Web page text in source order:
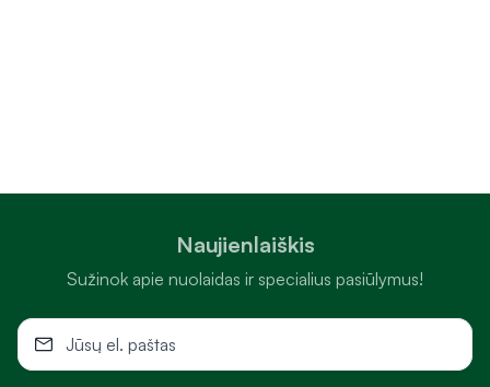
Naujienlaiškis
Sužinok apie nuolaidas ir specialius pasiūlymus!